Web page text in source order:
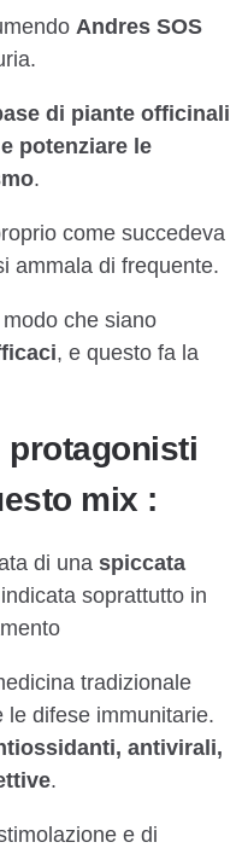
Andres SOS
di piante officinali
potenziare le
.
come succedeva
ammala di frequente.
che siano
, e questo fa la
protagonisti
mix :
di una spiccata
indicata soprattutto in
tradizionale
le difese immunitarie.
antivirali,
.
e di